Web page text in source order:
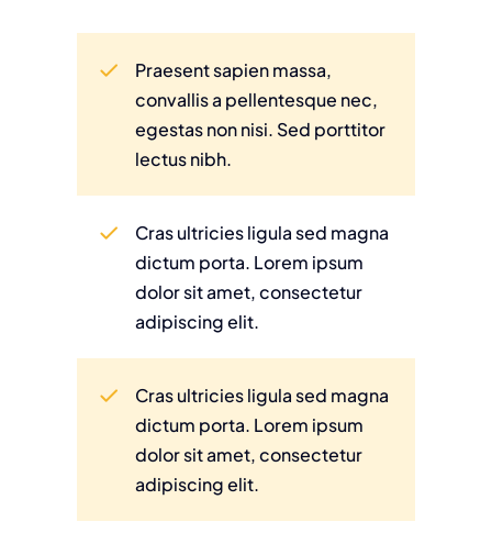
Praesent sapien massa,
convallis a pellentesque nec,
egestas non nisi. Sed porttitor
lectus nibh.
Cras ultricies ligula sed magna
dictum porta. Lorem ipsum
dolor sit amet, consectetur
adipiscing elit.
Cras ultricies ligula sed magna
dictum porta. Lorem ipsum
dolor sit amet, consectetur
adipiscing elit.